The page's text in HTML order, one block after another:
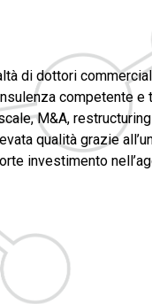
di dottori
competente e
M&A,
qualità grazie
investimento